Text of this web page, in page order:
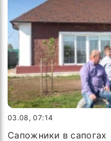
03.08, 07:14
Сапожники в сапогах